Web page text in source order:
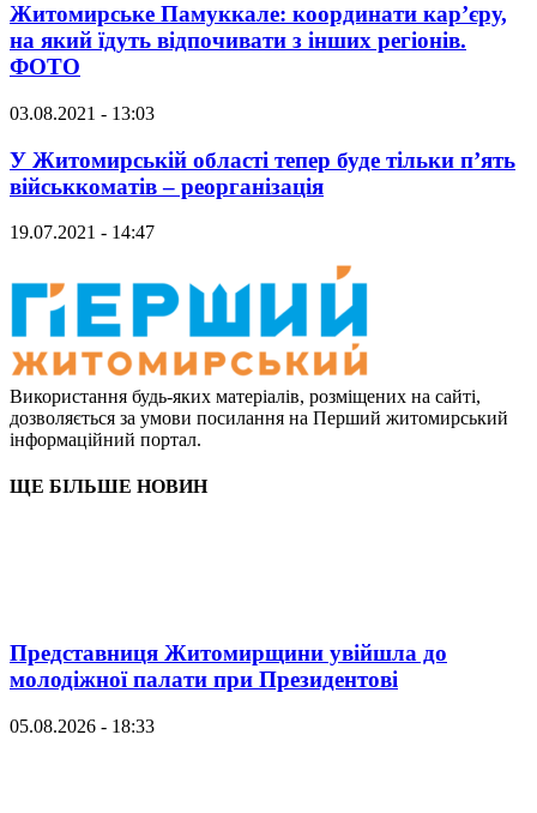
Житомирське Памуккале: координати кар’єру,
на який їдуть відпочивати з інших регіонів.
ФОТО
03.08.2021 - 13:03
У Житомирській області тепер буде тільки п’ять
військкоматів – реорганізація
19.07.2021 - 14:47
Використання будь-яких матеріалів, розміщених на сайті,
дозволяється за умови посилання на Перший житомирський
інформаційний портал.
ЩЕ БІЛЬШЕ НОВИН
Представниця Житомирщини увійшла до
молодіжної палати при Президентові
05.08.2026 - 18:33